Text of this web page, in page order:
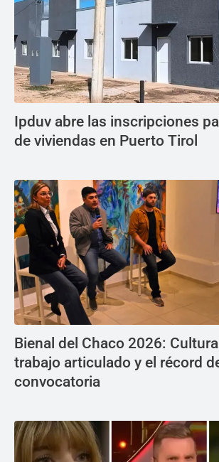
Ipduv abre las inscripciones
de viviendas en Puerto Tirol
Bienal del Chaco 2026:
trabajo articulado y el récord
convocatoria